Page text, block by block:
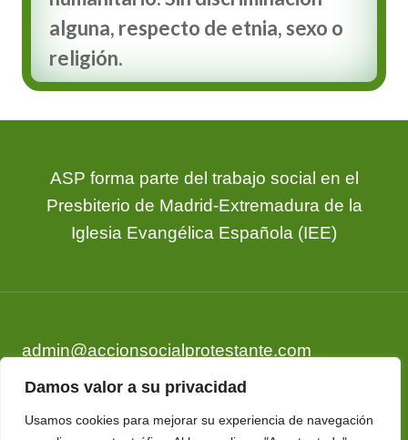
Damos valor a su privacidad
Usamos cookies para mejorar su experiencia de navegación
alguna, respecto de etnia, sexo o
religión.
ASP forma parte del trabajo social en el
Presbiterio de Madrid-Extremadura de la
Iglesia Evangélica Española (IEE)
admin@accionsocialprotestante.com
Tlf. 673 17 13 33